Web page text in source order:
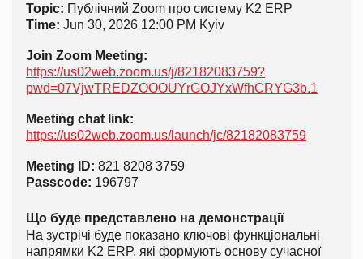
Topic: Публічний Zoom про систему K2 ERP
Time: Jun 30, 2026 12:00 PM Kyiv
Join Zoom Meeting:
https://us02web.zoom.us/j/82182083759?
pwd=07VjwTREDZOOOUYrGOJYxWfhCRYG3b.1
Meeting chat link:
https://us02web.zoom.us/launch/jc/82182083759
Meeting ID: 821 8208 3759
Passcode: 196797
Що буде представлено на демонстрації
На зустрічі буде показано ключові функціональні
напрямки K2 ERP, які формують основу сучасної